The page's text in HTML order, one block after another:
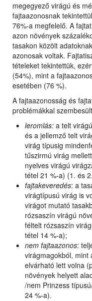
megegyező virágú és
fajtaazonosnak
76%-a megfelelő. A
azon növények
tasakon közölt
azonosak voltak.
tételeket tekintettük,
(54%), mint a
esetében (76 %).
A fajtaazonosság és
problémákkal
leromlás: a telt
és a jellemző telt
virág típusig
tűszirmú virág
nyelves virágú
tétel 21 %-a) (1. és
fajtakeveredés: a
virágtípusú virág is
virágot mutató
rózsaszín virágú
féltelt rózsaszín
tétel 14 %-a);
nem fajtaazonos:
virágmagokból, mint
elvárható lett volna
növények helyett
/nem Prinzess
24 %-a).